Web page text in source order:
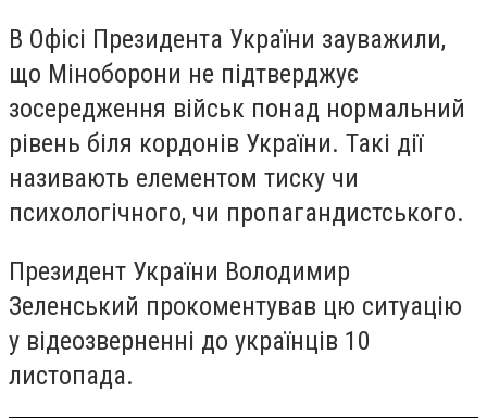
В Офісі Президента України зауважили,
що Міноборони не підтверджує
зосередження військ понад нормальний
рівень біля кордонів України. Такі дії
називають елементом тиску чи
психологічного, чи пропагандистського.
Президент України Володимир
Зеленський прокоментував цю ситуацію
у відеозверненні до українців 10
листопада.